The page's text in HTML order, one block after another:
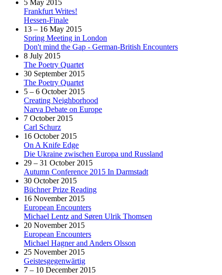
5 May 2015
Frankfurt Writes!
Hessen-Finale
13 – 16 May 2015
Spring Meeting in London
Don't mind the Gap - German-British Encounters
8 July 2015
The Poetry Quartet
30 September 2015
The Poetry Quartet
5 – 6 October 2015
Creating Neighborhood
Narva Debate on Europe
7 October 2015
Carl Schurz
16 October 2015
On A Knife Edge
Die Ukraine zwischen Europa und Russland
29 – 31 October 2015
Autumn Conference 2015 In Darmstadt
30 October 2015
Büchner Prize Reading
16 November 2015
European Encounters
Michael Lentz and Søren Ulrik Thomsen
20 November 2015
European Encounters
Michael Hagner and Anders Olsson
25 November 2015
Geistesgegenwärtig
7 – 10 December 2015